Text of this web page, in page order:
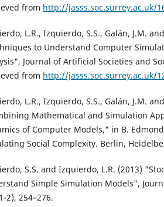
from http://jasss.soc.surrey.ac.uk/
L.R., Izquierdo, S.S., Galán, J.M.
to Understand Computer
Journal of Artificial Societies and
from http://jasss.soc.surrey.ac.uk/
L.R., Izquierdo, S.S., Galán, J.M.
Mathematical and Simulation
of Computer Models," in B.
Social Complexity. Berlin,
S.S. and Izquierdo, L.R. (2013)
Simple Simulation Models",
2), 254–276.